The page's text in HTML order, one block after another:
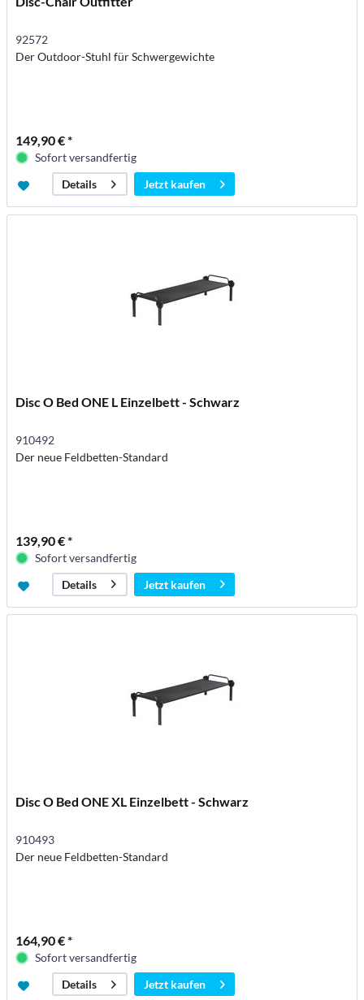
92572
Der Outdoor-Stuhl für Schwergewichte
149,90 € *
Sofort versandfertig
Details
Jetzt kaufen
Disc O Bed ONE L Einzelbett - Schwarz
910492
Der neue Feldbetten-Standard
139,90 € *
Sofort versandfertig
Details
Jetzt kaufen
Disc O Bed ONE XL Einzelbett - Schwarz
910493
Der neue Feldbetten-Standard
164,90 € *
Sofort versandfertig
Details
Jetzt kaufen